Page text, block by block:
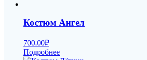
Костюм Ангел
700.00₽
Подробнее